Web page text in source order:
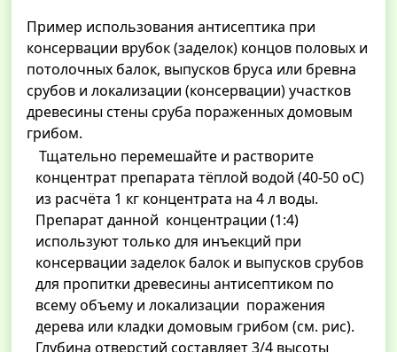
Пример использования антисептика при
консервации врубок (заделок) концов половых и
потолочных балок, выпусков бруса или бревна
срубов и локализации (консервации) участков
древесины стены сруба пораженных домовым
грибом.
Тщательно перемешайте и растворите
концентрат препарата тёплой водой (40-50 оС)
из расчёта 1 кг концентрата на 4 л воды.
Препарат данной концентрации (1:4)
используют только для инъекций при
консервации заделок балок и выпусков срубов
для пропитки древесины антисептиком по
всему объему и локализации поражения
дерева или кладки домовым грибом (см. рис).
Глубина отверстий составляет 3/4 высоты